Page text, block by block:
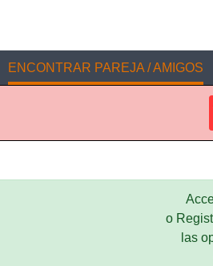
ENCONTRAR PAREJA / AMIGOS
o
las